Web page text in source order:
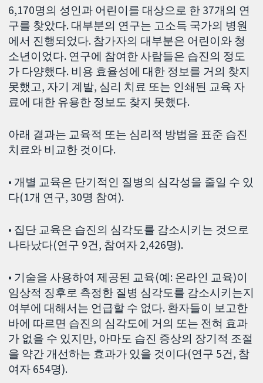
6,170명의 성인과 어린이를 대상으로 한 37개의 연
구를 찾았다. 대부분의 연구는 고소득 국가의 병원
에서 진행되었다. 참가자의 대부분은 어린이와 청
소년이었다. 연구에 참여한 사람들은 습진의 정도
가 다양했다. 비용 효율성에 대한 정보를 거의 찾지
못했고, 자기 계발, 심리 치료 또는 인쇄된 교육 자
료에 대한 유용한 정보도 찾지 못했다.
아래 결과는 교육적 또는 심리적 방법을 표준 습진
치료와 비교한 것이다.
• 개별 교육은 단기적인 질병의 심각성을 줄일 수 있
다(1개 연구, 30명 참여).
• 집단 교육은 습진의 심각도를 감소시키는 것으로
나타났다(연구 9건, 참여자 2,426명).
• 기술을 사용하여 제공된 교육(예: 온라인 교육)이
임상적 징후로 측정한 질병 심각도를 감소시키는지
여부에 대해서는 언급할 수 없다. 환자들이 보고한
바에 따르면 습진의 심각도에 거의 또는 전혀 효과
가 없을 수 있지만, 아마도 습진 증상의 장기적 조절
을 약간 개선하는 효과가 있을 것이다(연구 5건, 참
여자 654명).